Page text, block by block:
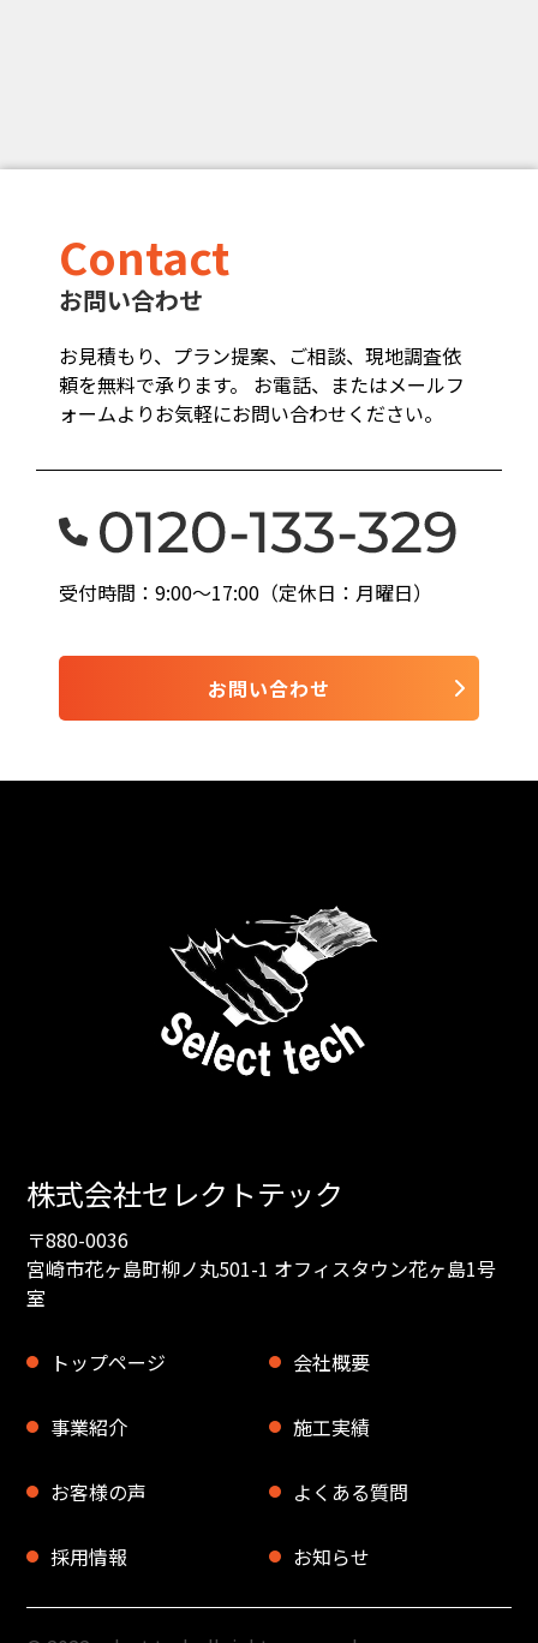
Contact
お問い合わせ
お見積もり、プラン提案、ご相談、現地調査依
頼を無料で承ります。 お電話、またはメールフ
ォームよりお気軽にお問い合わせください。
受付時間：9:00〜17:00（定休日：月曜日）
お問い合わせ
株式会社セレクトテック
〒880-0036
宮崎市花ヶ島町柳ノ丸501-1 オフィスタウン花ヶ島1号
室
トップページ 会社概要
事業紹介 施工実績
お客様の声 よくある質問
採用情報 お知らせ